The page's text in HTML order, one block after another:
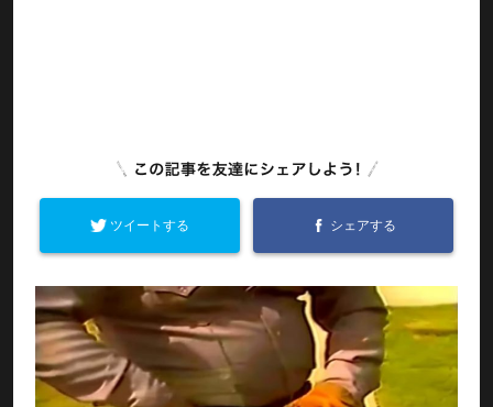
ツイートする シェアする